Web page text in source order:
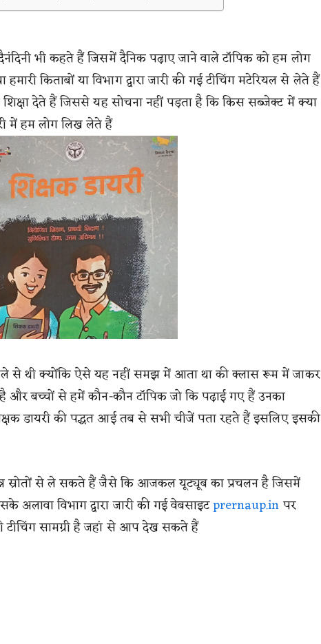
भी कहते हैं जिसमें दैनिक पढ़ाए जाने वाले टॉपिक को हम लोग
किताबों या विभाग द्वारा जारी की गई टीचिंग मटेरियल से लेते हैं
देते हैं जिससे यह सोचना नहीं पड़ता है कि किस सब्जेक्ट में क्या
में हम लोग लिख लेते हैं
से थी क्योंकि ऐसे यह नहीं समझ में आता था की क्लास रूम में जाकर
और बच्चों से हमें कौन-कौन टॉपिक जो कि पढ़ाई गए हैं उनका
डायरी की पद्धत आई तब से सभी चीजें पता रहते हैं इसलिए इसकी
स्रोतों से ले सकते हैं जैसे कि आजकल यूट्यूब का प्रचलन है जिसमें
अलावा विभाग द्वारा जारी की गई वेबसाइटprernaup.inपर
टीचिंग सामग्री है जहां से आप देख सकते हैं